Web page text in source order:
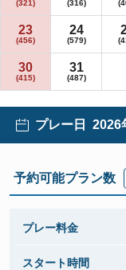
23 24
30 31
プレー日 2026
予約可能プラン数
プレー料金
スタート時間